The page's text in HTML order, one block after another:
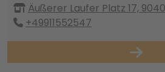
Äußerer Laufer Platz 17,
+49911552547